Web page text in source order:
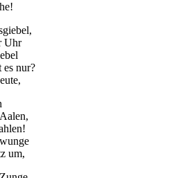
Uhr
es nur?
um,